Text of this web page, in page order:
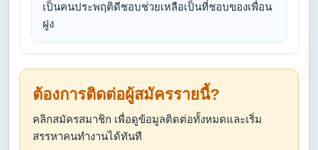
เป็นคนประพฤติดีชอบช่วยเหลือเป็นที่ชอบของเพื่อน
ฝูง
ต้องการติดต่อผู้สมัครรายนี้?
คลิกสมัครสมาชิก เพื่อดูข้อมูลติดต่อทั้งหมดและเริ่ม
สรรหาคนทำงานได้ทันที